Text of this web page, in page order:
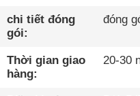
THAM
QUAN
NHÀ
MÁY
chi tiết đóng
gói:
đóng
Thời gian giao
hàng:
20-30